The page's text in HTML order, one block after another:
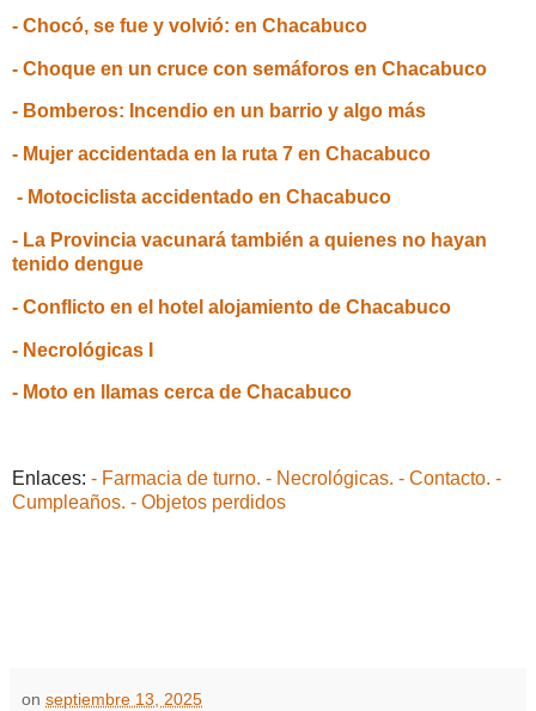
- Chocó, se fue y volvió: en Chacabuco
- Choque en un cruce con semáforos en Chacabuco
- Bomberos: Incendio en un barrio y algo más
- Mujer accidentada en la ruta 7 en Chacabuco
- Motociclista accidentado en Chacabuco
- La Provincia vacunará también a quienes no hayan
tenido dengue
- Conflicto en el hotel alojamiento de Chacabuco
- Necrológicas I
- Moto en llamas cerca de Chacabuco
Enlaces: - Farmacia de turno. - Necrológicas. - Contacto. -
Cumpleaños. - Objetos perdidos
on septiembre 13, 2025